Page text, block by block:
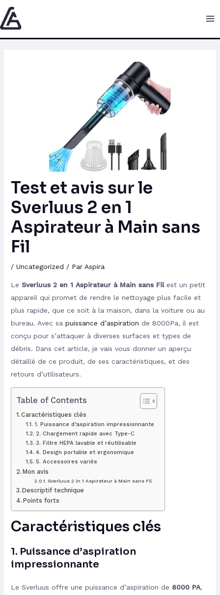
Aller
au
contenu
Test et avis sur le
Sverluus 2 en 1
Aspirateur à Main sans
Fil
/ Uncategorized / Par Aspira
Le Sverluus 2 en 1 Aspirateur à Main sans Filest un petit
appareil qui promet de rendre le nettoyage plus facile et
plus rapide, que ce soit à la maison, dans la voiture ou au
bureau. Avec sa puissance d’aspiration de 8000Pa, il est
conçu pour s’attaquer à diverses surfaces et types de
débris. Dans cet article, je vais vous donner un aperçu
détaillé de ce produit, de ses caractéristiques, et des
retours d’utilisateurs.
Table of Contents
Caractéristiques clés
1. Puissance d’aspiration impressionnante
2. Chargement rapide avec Type-C
3. Filtre HEPA lavable et réutilisable
4. Design portable et ergonomique
5. Accessoires variés
Mon avis
Sverluus 2 in 1 Aspirateur à Main sans Fil
Descriptif technique
Points forts
Caractéristiques clés
1. Puissance d’aspiration
impressionnante
Le Sverluus offre une puissance d’aspiration de 8000 PA,